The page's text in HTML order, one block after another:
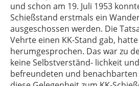
und schon am 19. Juli 1953
Schießstand erstmals ein
ausgeschossen werden. Die
Vehrte einen KK-Stand gab,
herumgesprochen. Das war zu
keine Selbstverständ- lichkeit
befreundeten und